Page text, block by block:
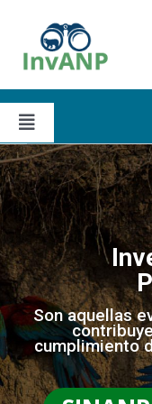
content
Toggle
Navigation
Solicitud y
Oportunidades de
Investigaciones
Son aquellas
cumplimiento